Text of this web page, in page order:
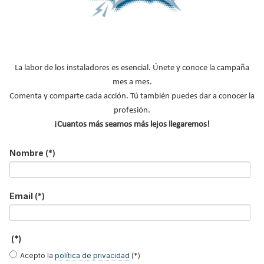
Milagros Sanz Oliver Style
María Moya
Javier Hernanz
Rafael Bravo
Miren Rivas Gaspar Martín
La labor de los instaladores es esencial. Únete y conoce la campaña
mes a mes.
Comenta y comparte cada acción. Tú también puedes dar a conocer la
profesión.
¡Cuantos más seamos más lejos llegaremos!
Nombre (*)
Email (*)
(*)
Acepto la política de privacidad (*)